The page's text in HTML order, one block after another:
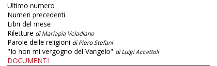
Ultimo numero
Numeri precedenti
Libri del mese
Riletture di Mariapia Veladiano
Parole delle religioni di Piero Stefani
"Io non mi vergogno del Vangelo" di Luigi Accattoli
DOCUMENTI